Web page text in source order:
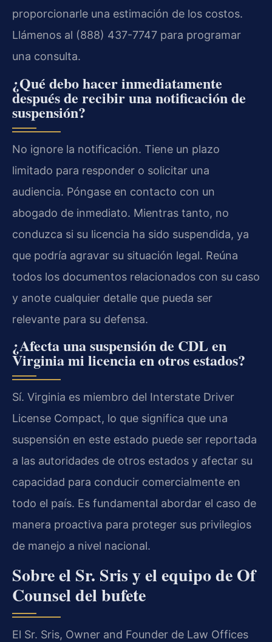
proporcionarle una estimación de los costos.
Llámenos al (888) 437-7747 para programar
una consulta.
¿Qué debo hacer inmediatamente
después de recibir una notificación de
suspensión?
No ignore la notificación. Tiene un plazo
limitado para responder o solicitar una
audiencia. Póngase en contacto con un
abogado de inmediato. Mientras tanto, no
conduzca si su licencia ha sido suspendida, ya
que podría agravar su situación legal. Reúna
todos los documentos relacionados con su caso
y anote cualquier detalle que pueda ser
relevante para su defensa.
¿Afecta una suspensión de CDL en
Virginia mi licencia en otros estados?
Sí. Virginia es miembro del Interstate Driver
License Compact, lo que significa que una
suspensión en este estado puede ser reportada
a las autoridades de otros estados y afectar su
capacidad para conducir comercialmente en
todo el país. Es fundamental abordar el caso de
manera proactiva para proteger sus privilegios
de manejo a nivel nacional.
Sobre el Sr. Sris y el equipo de Of
Counsel del bufete
El Sr. Sris, Owner and Founder de Law Offices